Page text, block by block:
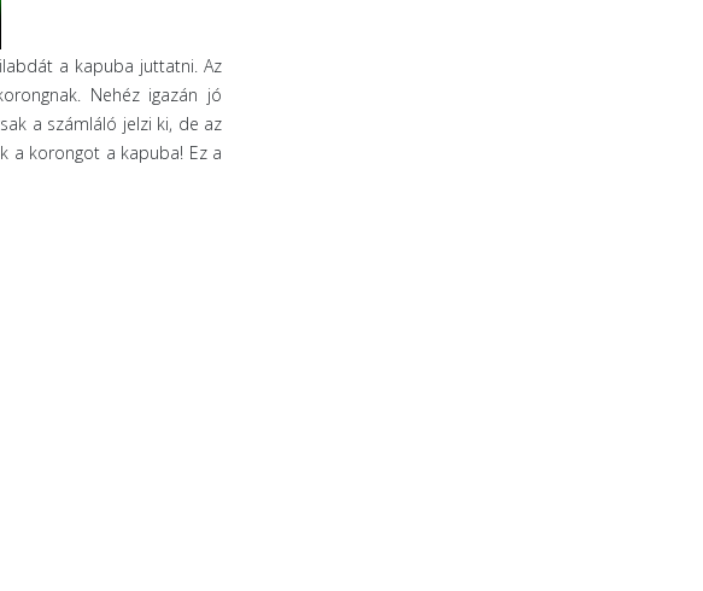
a kapuba juttatni. Az
Nehéz igazán jó
a számláló jelzi ki, de az
a korongot a kapuba! Ez a